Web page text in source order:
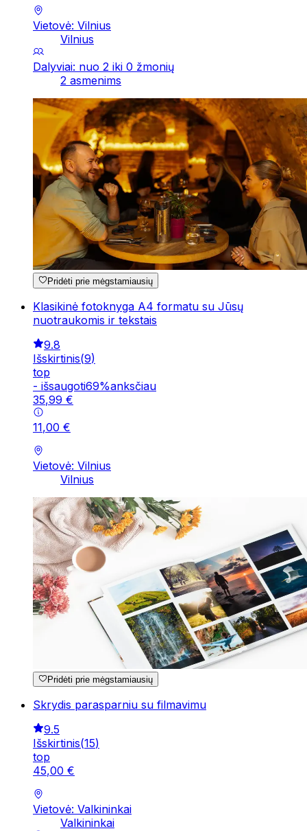
Vietovė: Vilnius
Vilnius
Dalyviai: nuo 2 iki 0 žmonių
2 asmenims
Pridėti prie mėgstamiausių
Klasikinė fotoknyga A4 formatu su Jūsų
nuotraukomis ir tekstais
9.8
Išskirtinis(9)
top
- išsaugoti69%anksčiau
35,99 €
11,00 €
Vietovė: Vilnius
Vilnius
Pridėti prie mėgstamiausių
Skrydis parasparniu su filmavimu
9.5
Išskirtinis(15)
top
45,00 €
Vietovė: Valkininkai
Valkininkai